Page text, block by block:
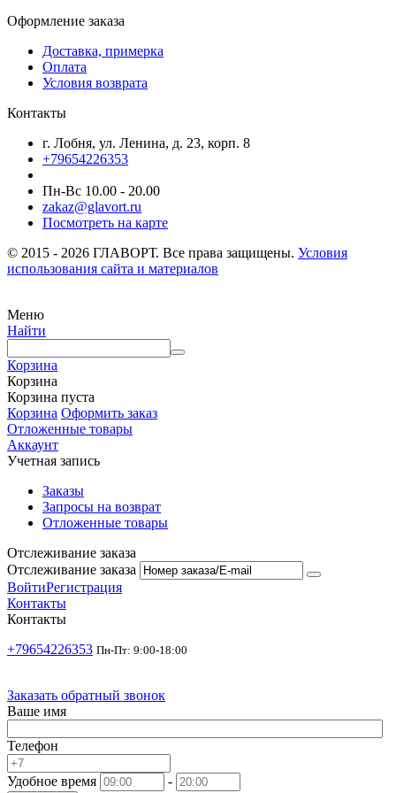
Оформление заказа
Доставка, примерка
Оплата
Условия возврата
Контакты
г. Лобня, ул. Ленина, д. 23, корп. 8
+79654226353
Пн-Вс 10.00 - 20.00
zakaz@glavort.ru
Посмотреть на карте
© 2015 - 2026 ГЛАВОРТ. Все права защищены. Условия
использования сайта и материалов
Меню
Найти
Корзина
Корзина
Корзина пуста
Корзина Оформить заказ
Отложенные товары
Аккаунт
Учетная запись
Заказы
Запросы на возврат
Отложенные товары
Отслеживание заказа
Отслеживание заказа
ВойтиРегистрация
Контакты
Контакты
+79654226353 Пн-Пт: 9:00-18:00
Заказать обратный звонок
Ваше имя
Телефон
Удобное время -